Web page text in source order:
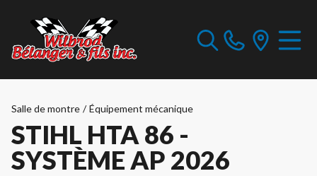
Salle de montre / Équipement mécanique
STIHL HTA 86 -
SYSTÈME AP 2026